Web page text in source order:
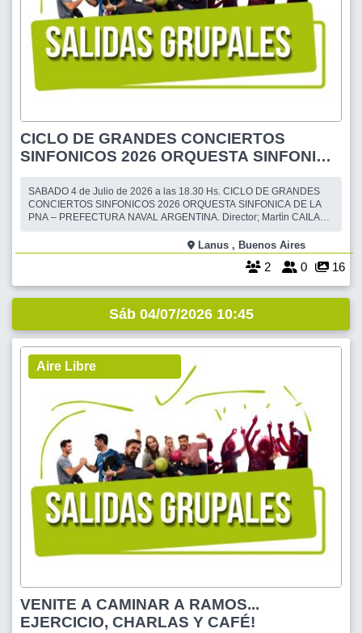
CICLO DE GRANDES CONCIERTOS
SINFONICOS 2026 ORQUESTA SINFONICA
ARGENTINA. Director; Martìn CAILA
Nuevamente desde el her
SABADO 4 de Julio de 2026 a las 18.30 Hs. CICLO DE GRANDES
CONCIERTOS SINFONICOS 2026 ORQUESTA SINFONICA DE LA
PNA – PREFECTURA NAVAL ARGENTINA. Director; Martìn CAILA
e INDUSTRIA de LANUS, Edificio Gral. Bartolomé Mitre. Calle 9 de
Julio 1535, Lanús (E), a las 18.30. (Atenci
Lanus , Buenos Aires
2 0 16
Sáb 04/07/2026 10:45
Aire Libre
VENITE A CAMINAR A RAMOS...
EJERCICIO, CHARLAS Y CAFÉ!